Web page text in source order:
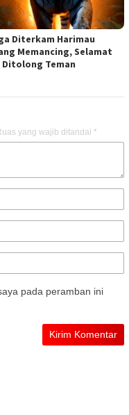
Diterkam Harimau
Memancing, Selamat
Ditolong Teman
yang wajib ditandai *
pada peramban ini